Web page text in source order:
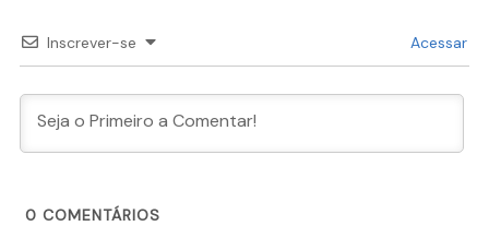
Inscrever-se Acessar
0 COMENTÁRIOS